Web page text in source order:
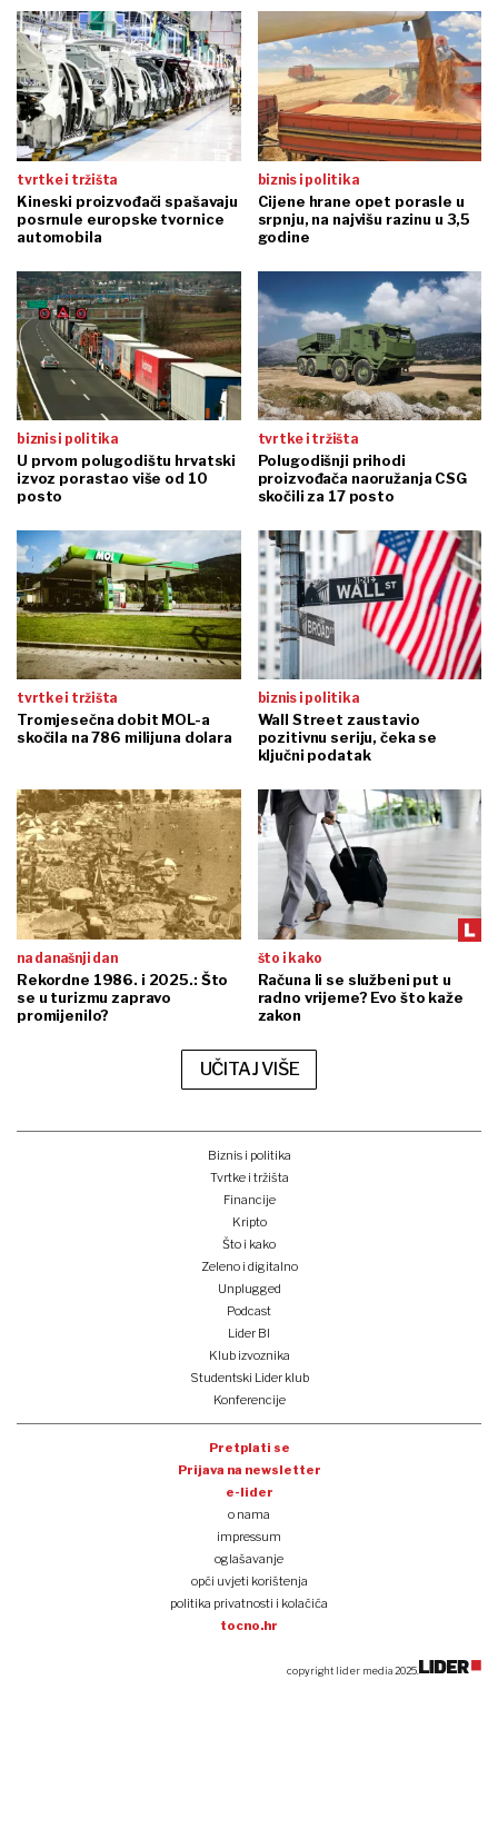
tvrtke i tržišta
Kineski proizvođači spašavaju
posrnule europske tvornice
automobila
biznis i politika
Cijene hrane opet porasle u
srpnju, na najvišu razinu u 3,5
godine
biznis i politika
U prvom polugodištu hrvatski
izvoz porastao više od 10
posto
tvrtke i tržišta
Polugodišnji prihodi
proizvođača naoružanja CSG
skočili za 17 posto
tvrtke i tržišta
Tromjesečna dobit MOL-a
skočila na 786 milijuna dolara
biznis i politika
Wall Street zaustavio
pozitivnu seriju, čeka se
ključni podatak
na današnji dan
Rekordne 1986. i 2025.: Što
se u turizmu zapravo
promijenilo?
što i kako
Računa li se službeni put u
radno vrijeme? Evo što kaže
zakon
UČITAJ VIŠE
Biznis i politika
Tvrtke i tržišta
Financije
Kripto
Što i kako
Zeleno i digitalno
Unplugged
Podcast
Lider BI
Klub izvoznika
Studentski Lider klub
Konferencije
Pretplati se
Prijava na newsletter
e-lider
o nama
impressum
oglašavanje
opći uvjeti korištenja
politika privatnosti i kolačića
tocno.hr
copyright lider media 2025.